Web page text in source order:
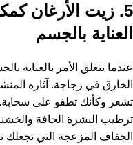
5. زيت الأرغان
العناية بالجسم
عندما يتعلق الأمر بالعناية
الخارق في زجاجة. آثاره
تشعر وكأنك تطفو على
ترطيب البشرة الجافة
الجفاف المزعجة التي تجعلك